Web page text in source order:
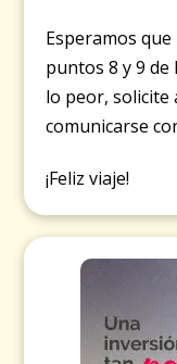
Esperamos
puntos 8 y 9 de
lo peor, solicite
comunicarse
¡Feliz viaje!